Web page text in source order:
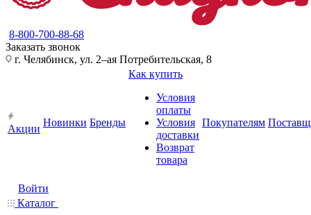
8-800-700-88-68
Заказать звонок
г. Челябинск, ул. 2–ая Потребительская, 8
Акции
Новинки Бренды
Как купить
Условия
оплаты
Условия
доставки
Возврат
товара
Покупателям
Войти
Каталог